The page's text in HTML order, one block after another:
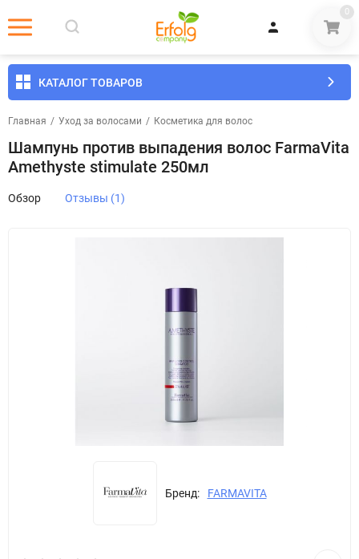
0
КАТАЛОГ ТОВАРОВ
Главная / Уход за волосами / Косметика для волос
Шампунь против выпадения волос FarmaVita
Amethyste stimulate 250мл
Обзор Отзывы (1)
Бренд: FARMAVITA